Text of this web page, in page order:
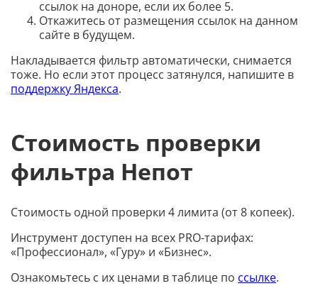
ссылок на доноре, если их более 5.
Откажитесь от размещения ссылок на данном
сайте в будущем.
Накладывается фильтр автоматически, снимается
тоже. Но если этот процесс затянулся, напишите в
поддержку Яндекса.
Стоимость проверки
фильтра Непот
Стоимость одной проверки 4 лимита (от 8 копеек).
Инструмент доступен на всех PRO-тарифах:
«Профессионал», «Гуру» и «Бизнес».
Ознакомьтесь с их ценами в таблице по ссылке.